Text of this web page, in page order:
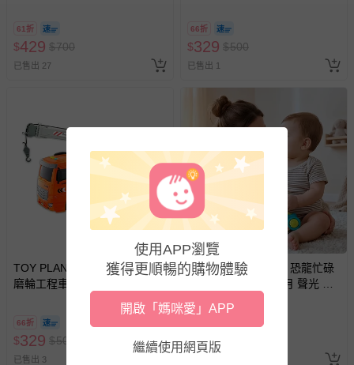
部分商品依據消費者保護法的規定，不適用七天鑑賞期/猶
豫期範圍：
易於腐敗、保存期限較短或解約時即將逾期（例如生鮮
客製化商品（例如客製生日書、姓名貼等）。
報紙、期刊或雜誌（惟書籍如經拆封、使用，則酌收整
新費用）。
經消費者拆封之影音商品或電腦軟體（例如 DVD、CD
等）。
非以有形媒介提供之數位內容或一經提供即為完成之線
上服務，經消費者事先同意始提供（例如線上課程、遊
戲或活動點數等）。
已拆封之以下類型商品：
-個人衛生用品（例如尿布、貼身衣物、泳裝、襪子、地
墊、寢具類等）。
-新生兒親膚衣物（嬰幼兒包巾與背巾、包屁衣、學習
61折
$429 $700
已售出 27
66折
$329 $500
已售出 1
TOY PLANET 玩具星球 - 慣性
磨輪工程車-起重機 (聲光滑行
挖土機 拖吊車 水泥車 起重機
廂型車 垃圾車 砂石車 男孩 兒
童 玩具 男童生日禮物 )
66折
$329 $500
已售出 3
HolaLand匯樂玩具 - 恐龍忙碌
電子琴(外出隨身 彌月 聲光 感
統 音樂 啟蒙 小肌肉訓練 忙碌
板 寶寶 嬰幼兒玩具)
$449
使用APP瀏覽
獲得更順暢的購物體驗
開啟「媽咪愛」APP
繼續使用網頁版